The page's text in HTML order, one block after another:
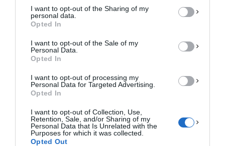
I want to opt-out of the Sharing of my
personal data.
Opted In
I want to opt-out of the Sale of my
Personal Data.
Opted In
I want to opt-out of processing my
Personal Data for Targeted Advertising.
Opted In
I want to opt-out of Collection, Use,
Retention, Sale, and/or Sharing of my
Personal Data that Is Unrelated with the
Purposes for which it was collected.
Opted Out
ΠΡΟΒΟΛΉ ΠΡΟΤΙΜΉΣΕΩΝ
Πολιτική Cookies